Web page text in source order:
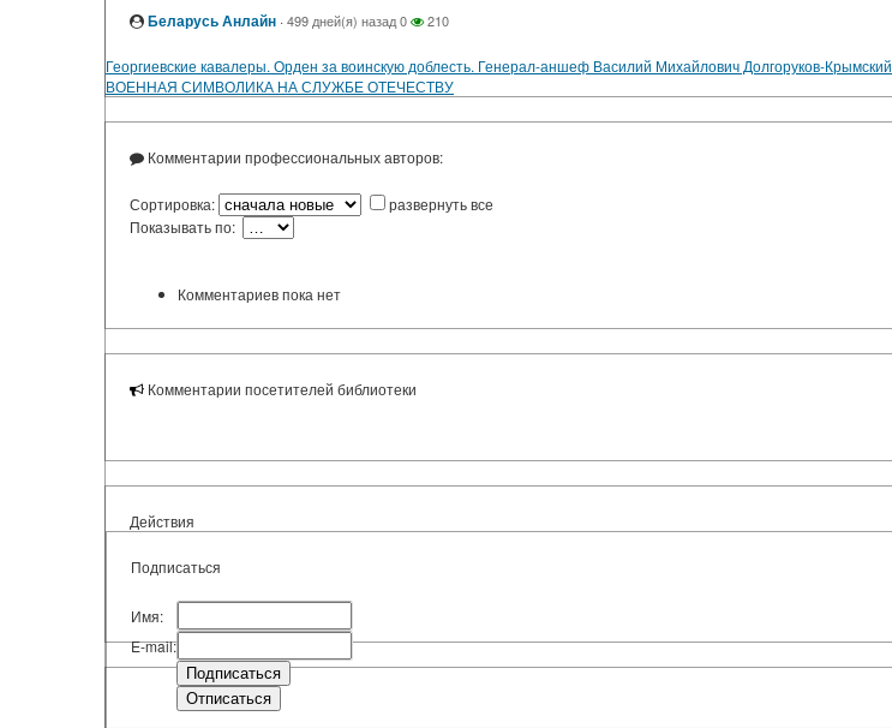
Беларусь Анлайн ·499 дней(я) назад0 210
Георгиевские кавалеры. Орден за воинскую доблесть. Генерал-аншеф Василий Михайлович Долгоруков-Крымский
ВОЕННАЯ СИМВОЛИКА НА СЛУЖБЕ ОТЕЧЕСТВУ
Комментарии профессиональных авторов:
Сортировка:
развернуть все
Показывать по:
Комментариев пока нет
Комментарии посетителей библиотеки
Действия
Подписаться
Имя:
E-mail: